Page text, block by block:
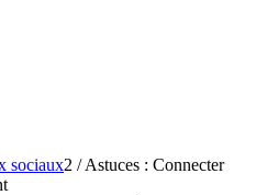
sociaux2 / Astuces : Connecter